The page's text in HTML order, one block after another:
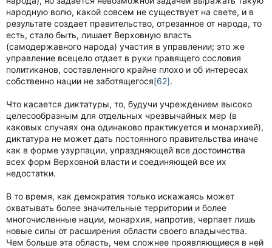
народную волю, какой совсем не существует на свете, и в
результате создает правительство, отрезанное от народа, то
есть, стало быть, лишает Верховную власть
(самодержавного народа) участия в управлении; это же
управление всецело отдает в руки правящего сословия
политиканов, составленного крайне плохо и об интересах
собственно нации не заботящегося[62].
Что касается диктатуры, то, будучи учреждением высоко
целесообразным для отдельных чрезвычайных мер (в
каковых случаях она одинаково практикуется и монархией),
диктатура не может дать постоянного правительства иначе
как в форме узурпации, упраздняющей все достоинства
всех форм Верховной власти и соединяющей все их
недостатки.
В то время, как демократия только искажаясь может
охватывать более значительные территории и более
многочисленные нации, монархия, напротив, черпает лишь
новые силы от расширения области своего владычества.
Чем больше эта область, чем сложнее проявляющиеся в ней